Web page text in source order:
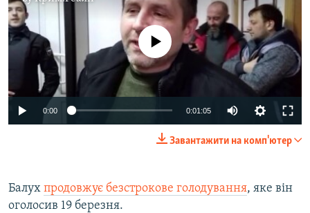
No media source currently available
0:00 0:01:05
Завантажити на комп'ютер
Балух продовжує безстрокове голодування, яке він
оголосив 19 березня.